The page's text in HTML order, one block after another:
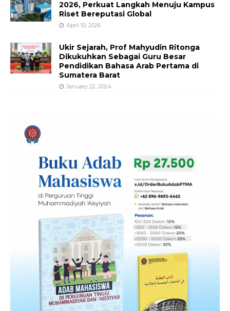
2026, Perkuat Langkah Menuju Kampus
Riset Bereputasi Global
April 10, 2026
Ukir Sejarah, Prof Mahyudin Ritonga
Dikukuhkan Sebagai Guru Besar
Pendidikan Bahasa Arab Pertama di
Sumatera Barat
January 22, 2024